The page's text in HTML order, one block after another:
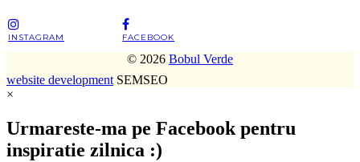
INSTAGRAM FACEBOOK
© 2026 Bobul Verde
website development SEMSEO
×
Urmareste-ma pe Facebook pentru
inspiratie zilnica :)